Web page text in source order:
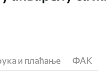
и плаћање ФАК